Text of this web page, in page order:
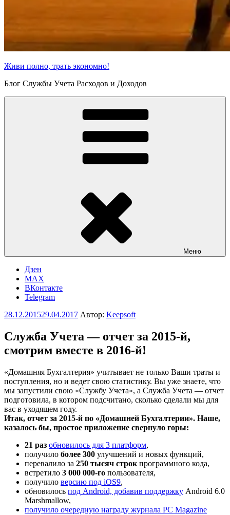
Живи полно, трать экономно!
Блог Службы Учета Расходов и Доходов
Меню
Дзен
MAX
ВКонтакте
Telegram
Опубликовано
28.12.201529.04.2017 Автор: Keepsoft
Служба Учета — отчет за 2015-й,
смотрим вместе в 2016-й!
«Домашняя Бухгалтерия» учитывает не только Ваши траты и
поступления, но и ведет свою статистику. Вы уже знаете, что
мы запустили свою «Службу Учета», а Служба Учета — отчет
подготовила, в котором подсчитано, сколько сделали мы для
вас в уходящем году.
Итак, отчет за 2015-й по «Домашней Бухгалтерии». Наше,
казалось бы, простое приложение свернуло горы:
21 раз обновилось для 3 платформ,
получило более 300 улучшений и новых функций,
перевалило за 250 тысяч строк программного кода,
встретило 3 000 000-го пользователя,
получило версию под iOS9,
обновилось под Android, добавив поддержку Android 6.0
Marshmallow,
получило очередную награду журнала PC Magazine